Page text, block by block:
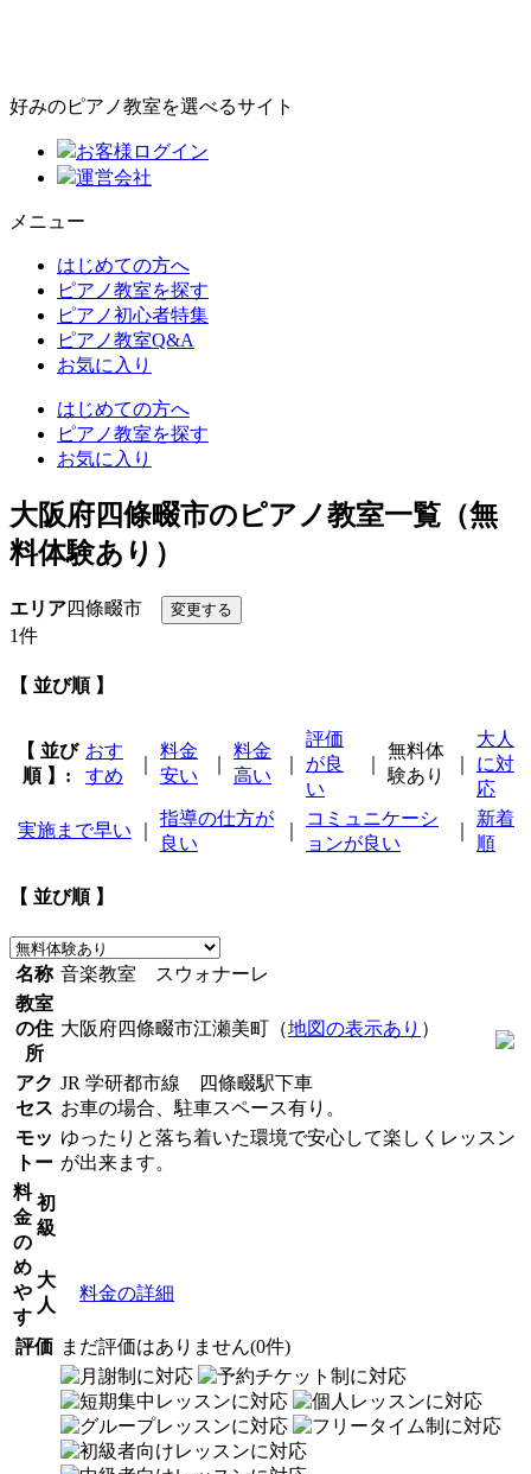
好みのピアノ教室を選べるサイト
お客様ログイン
運営会社
メニュー
はじめての方へ
ピアノ教室を探す
ピアノ初心者特集
ピアノ教室Q&A
お気に入り
はじめての方へ
ピアノ教室を探す
お気に入り
大阪府四條畷市のピアノ教室一覧（無
料体験あり）
エリア四條畷市
1件
【 並び順 】
【 並び
順 】:
おす
すめ
料金
安い
料金
高い
評価
が良
い
無料体
験あり
大人
に対
応
実施まで早い
指導の仕方が
良い
コミュニケーシ
ョンが良い
新着
順
【 並び順 】
名称 音楽教室 スウォナーレ
教室
の住
所
大阪府四條畷市江瀬美町（地図の表示あり ）
アク
セス
JR 学研都市線 四條畷駅下車
お車の場合、駐車スペース有り。
モッ
トー
ゆったりと落ち着いた環境で安心して楽しくレッスン
が出来ます。
料
金
の
め
や
す
初
級
大
人
料金の詳細
評価 まだ評価はありません(0件)